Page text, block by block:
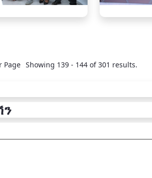
Page Showing 139 - 144 of 301 results.